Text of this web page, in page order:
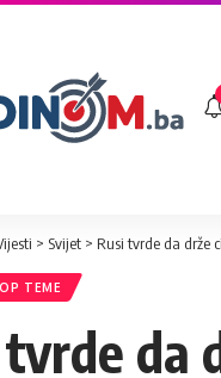
> Svijet > Rusi tvrde da drže
TEME
da